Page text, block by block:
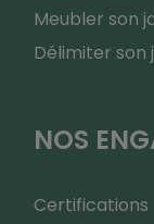
Meubler son
Délimiter son
NOS
Certifications